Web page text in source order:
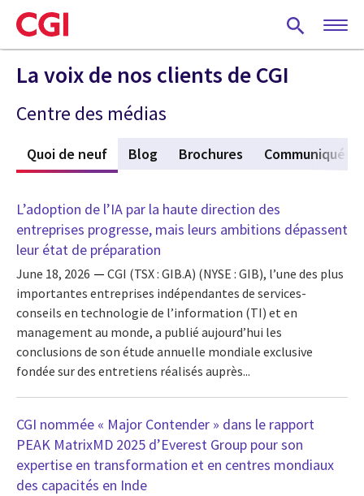
Skip
to
main
content
La voix de nos clients de CGI
Centre des médias
Quoi de neuf (active tab)
Blog Brochures Communiqués
L’adoption de l’IA par la haute direction des
entreprises progresse, mais leurs ambitions dépassent
leur état de préparation
June 18, 2026
CGI (TSX : GIB.A) (NYSE : GIB), l’une des plus
importantes entreprises indépendantes de services-
conseils en technologie de l’information (TI) et en
management au monde, a publié aujourd’hui les
conclusions de son étude annuelle mondiale exclusive
fondée sur des entretiens réalisés auprès...
CGI nommée « Major Contender » dans le rapport
PEAK MatrixMD 2025 d’Everest Group pour son
expertise en transformation et en centres mondiaux
des capacités en Inde